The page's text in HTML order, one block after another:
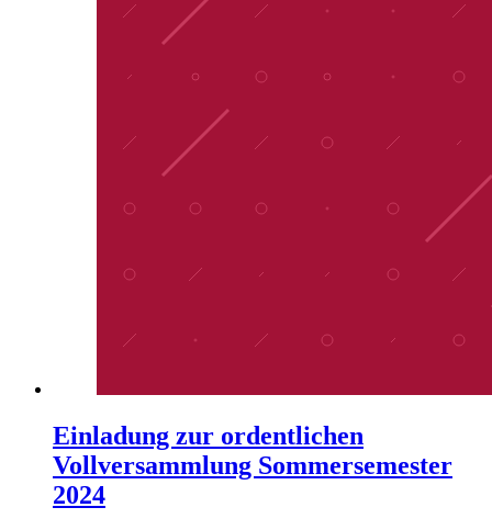
Einladung zur ordentlichen
Vollversammlung Sommersemester
2024